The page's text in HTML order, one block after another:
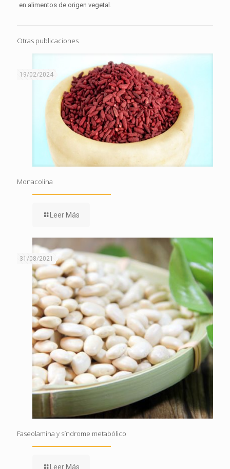
en alimentos de origen vegetal.
Otras publicaciones
19/02/2024
Monacolina
Leer Más
31/08/2021
Faseolamina y síndrome metabólico
Leer Más